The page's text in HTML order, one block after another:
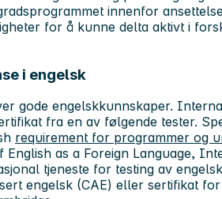
innenfor
for å kunne delta aktivt i
i engelsk
gode engelskkunnskaper.
fra en av følgende tester.
requirement for programmer og
English as a Foreign Language,
tjeneste for testing av
engelsk (CAE) eller sertifikat